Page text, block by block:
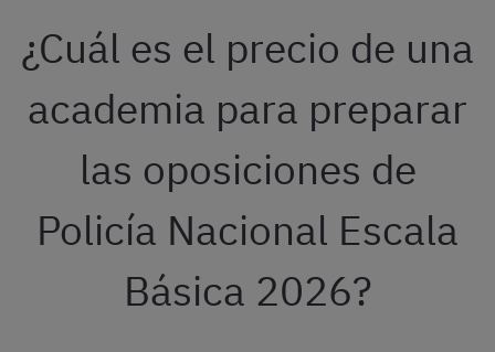
¿Cuál es el precio de una
academia para preparar
las oposiciones de
Policía Nacional Escala
Básica 2026?